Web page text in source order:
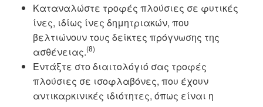
Καταναλώστε τροφές πλούσιες σε φυτικές
ίνες, ιδίως ίνες δημητριακών, που
βελτιώνουν τους δείκτες πρόγνωσης της
ασθένειας.(8)
Εντάξτε στο διαιτολόγιό σας τροφές
πλούσιες σε ισοφλαβόνες, που έχουν
αντικαρκινικές ιδιότητες, όπως είναι η